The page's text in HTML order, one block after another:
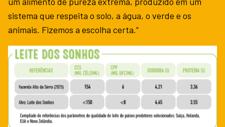
sistema que respeita o solo, a água, o verde e os
animais. Fizemos a escolha certa.”